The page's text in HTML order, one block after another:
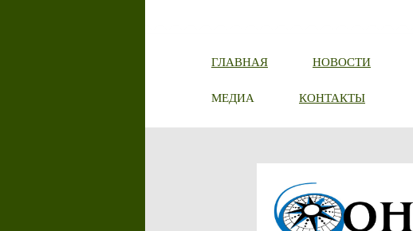
ГЛАВНАЯ НОВОСТИ
МЕДИА КОНТАКТЫ